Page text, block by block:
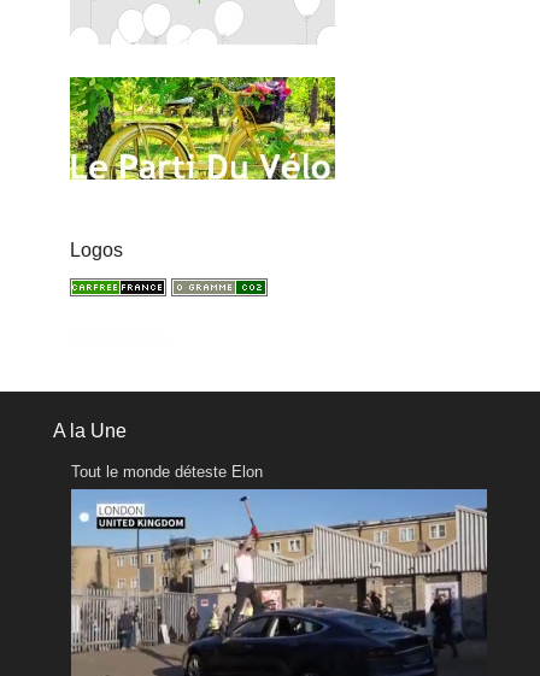
Logos
A la Une
Tout le monde déteste Elon